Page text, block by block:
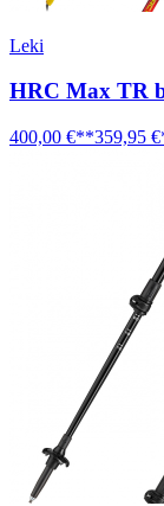
Leki
HRC Max TR
400,00 €**359,95